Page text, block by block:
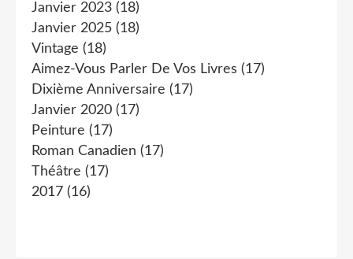
Janvier 2023 (18)
Janvier 2025 (18)
Vintage (18)
Aimez-Vous Parler De Vos Livres (17)
Dixième Anniversaire (17)
Janvier 2020 (17)
Peinture (17)
Roman Canadien (17)
Théâtre (17)
2017 (16)